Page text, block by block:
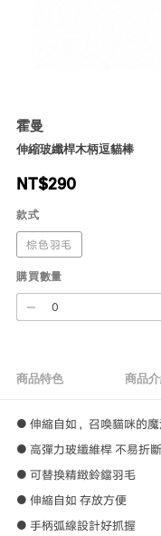
霍曼
伸縮玻纖桿木柄逗貓棒
NT$290
款式
棕色羽毛
購買數量
商品特色 商品
● 伸縮自如，召喚貓咪的
● 高彈力玻纖維桿 不易折斷
● 可替換精緻鈴鐺羽毛
● 伸縮自如 存放方便
● 手柄弧線設計好抓握